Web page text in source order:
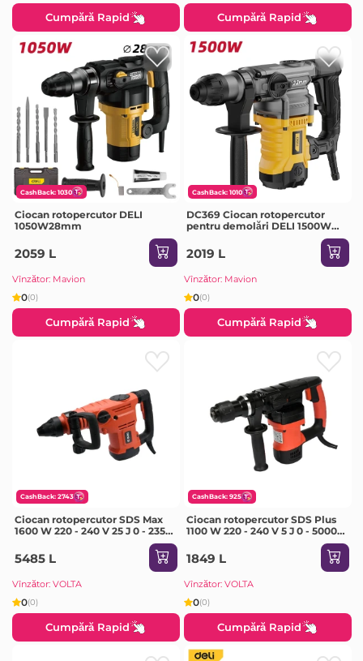
Cumpără Rapid Cumpără Rapid
CashBack: 1030
Ciocan rotopercutor DELI
1050W28mm
2059 L
Vînzător: Mavion
0(0)
Cumpără Rapid
CashBack: 1010
DC369 Ciocan rotopercutor
pentru demolări DELI 1500W
2019 L
Vînzător: Mavion
0(0)
Cumpără Rapid
CashBack: 2743
Ciocan rotopercutor SDS Max
1600 W 220 - 240 V 25 J 0 - 2350
5485 L
Vînzător: VOLTA
0(0)
Cumpără Rapid
CashBack: 925
Ciocan rotopercutor SDS Plus
1100 W 220 - 240 V 5 J 0 - 5000
1849 L
Vînzător: VOLTA
0(0)
Cumpără Rapid